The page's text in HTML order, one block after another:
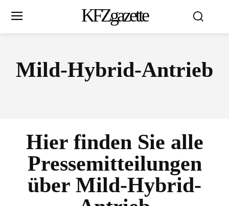
KFZgazette
Mild-Hybrid-Antrieb
Hier finden Sie alle
Pressemitteilungen
über Mild-Hybrid-